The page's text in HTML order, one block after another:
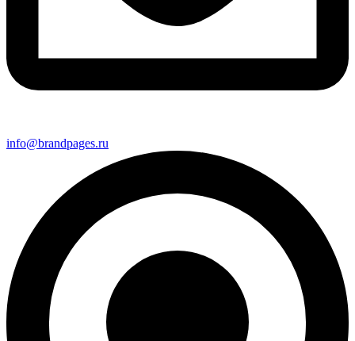
info@brandpages.ru